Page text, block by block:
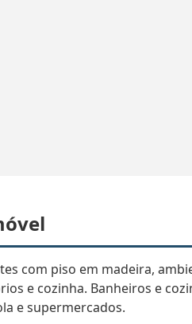
com piso em madeira,
e cozinha. Banheiros e
e supermercados.